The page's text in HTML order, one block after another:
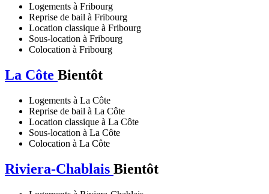
Logements à Fribourg
Reprise de bail à Fribourg
Location classique à Fribourg
Sous-location à Fribourg
Colocation à Fribourg
La Côte Bientôt
Logements à La Côte
Reprise de bail à La Côte
Location classique à La Côte
Sous-location à La Côte
Colocation à La Côte
Riviera-Chablais Bientôt